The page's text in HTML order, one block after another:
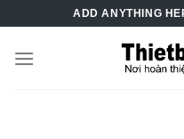
content
ADD ANYTHING